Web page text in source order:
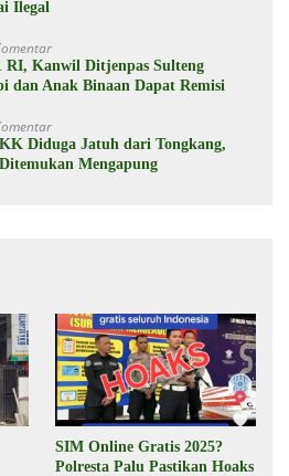
Ilegal
RI, Kanwil Ditjenpas Sulteng
dan Anak Binaan Dapat Remisi
Diduga Jatuh dari Tongkang,
Mengapung
SIM Online Gratis 2025?
Polresta Palu Pastikan Hoaks